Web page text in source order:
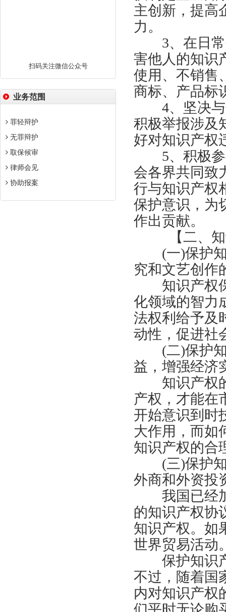
扫码关注微信公众号
业务范围
罪轻辩护
无罪辩护
取保候审
律师会见
协助报案
主创新，提高
力。
3、在日常
害他人的知识
使用、不销售
商标、产品标
4、坚决与
积极举报涉及
好对知识产权
5、积极参
会各界共同致
行与知识产权
保护意识，为
作出贡献。
【二、
(一)保护知
究和文艺创作
知识产权保
化领域的智力
法权利给予及
动性，促进社
(二)保护知
益，增强经济
知识产权的
产权，才能在
开始意识到时
大作用，而如
知识产权的合
(三)保护知
外商和外资投
我国已经加
的知识产权协
知识产权。如
世界贸易活动
保护知识产
不过，随着国
内对知识产权